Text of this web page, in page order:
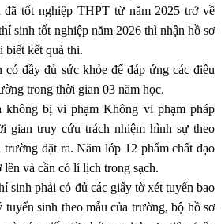
tốt nghiệp THPT từ năm 2025 trở về
sinh tốt nghiệp năm 2026 thì nhận hồ sơ
biết kết quả thi.
có đầy đủ sức khỏe để đáp ứng các điều
trong thời gian 03 năm học.
bị vi phạm Không vi phạm pháp
gian truy cứu trách nhiệm hình sự theo
đặt ra. Năm lớp 12 phẩm chất đạo
và cần có lí lịch trong sạch.
sinh phải có đủ các giấy tờ xét tuyển bao
tuyển sinh theo mẫu của trường, bộ hồ sơ